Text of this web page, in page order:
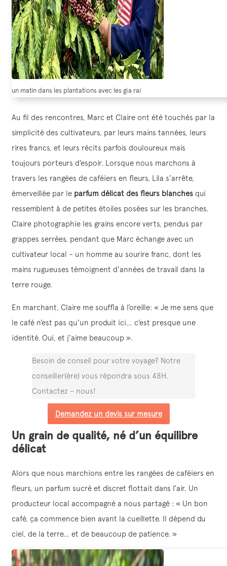
un matin dans les plantations avec les gia rai
Au fil des rencontres, Marc et Claire ont été touchés par la
simplicité des cultivateurs, par leurs mains tannées, leurs
rires francs, et leurs récits parfois douloureux mais
toujours porteurs d’espoir. Lorsque nous marchons à
travers les rangées de caféiers en fleurs, Lila s’arrête,
émerveillée par le parfum délicat des fleurs blanches qui
ressemblent à de petites étoiles posées sur les branches.
Claire photographie les grains encore verts, pendus par
grappes serrées, pendant que Marc échange avec un
cultivateur local – un homme au sourire franc, dont les
mains rugueuses témoignent d’années de travail dans la
terre rouge.
En marchant, Claire me souffla à l’oreille: « Je me sens que
le café n’est pas qu’un produit ici… c’est presque une
identité. Oui, et j’aime beaucoup ».
Besoin de conseil pour votre voyage? Notre
conseiller(ère) vous répondra sous 48H.
Contactez – nous!
Demandez un devis sur mesure
Un grain de qualité, né d’un équilibre
délicat
Alors que nous marchions entre les rangées de caféiers en
fleurs, un parfum sucré et discret flottait dans l’air. Un
producteur local accompagné a nous partagé : « Un bon
café, ça commence bien avant la cueillette. Il dépend du
ciel, de la terre… et de beaucoup de patience. »